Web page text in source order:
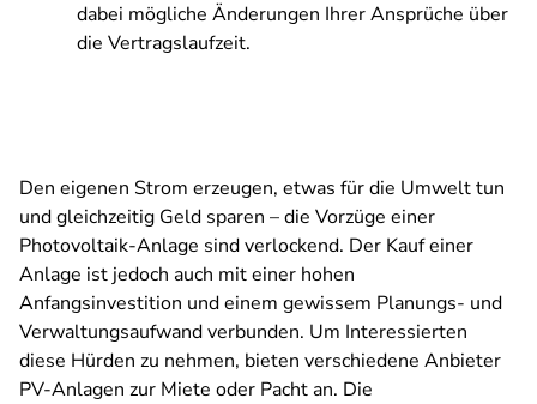
dabei mögliche Änderungen Ihrer Ansprüche über
die Vertragslaufzeit.
Den eigenen Strom erzeugen, etwas für die Umwelt tun
und gleichzeitig Geld sparen – die Vorzüge einer
Photovoltaik-Anlage sind verlockend. Der Kauf einer
Anlage ist jedoch auch mit einer hohen
Anfangsinvestition und einem gewissem Planungs- und
Verwaltungsaufwand verbunden. Um Interessierten
diese Hürden zu nehmen, bieten verschiedene Anbieter
PV-Anlagen zur Miete oder Pacht an. Die